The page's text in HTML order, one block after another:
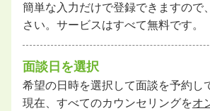
簡単な入力だけで登録できますので
さい。サービスはすべて無料です。
面談日を選択
希望の日時を選択して面談を予約し
現在、すべてのカウンセリングをオ